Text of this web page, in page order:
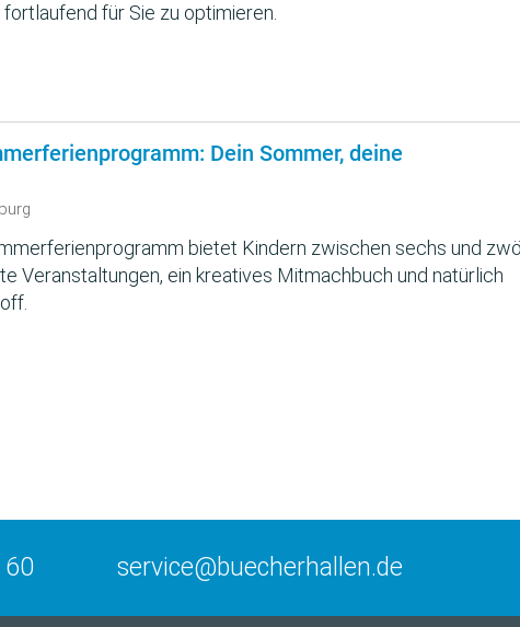
für Sie zu optimieren.
Dein Sommer, deine
bietet Kindern zwischen sechs und
Veranstaltungen, ein kreatives Mitmachbuch und natürlich
service@buecherhallen.de